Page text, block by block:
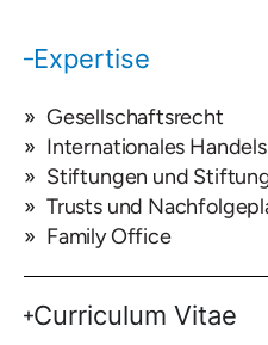
Expertise
Gesellschaftsrecht
Internationales
Stiftungen und
Trusts und
Family Office
Curriculum Vitae